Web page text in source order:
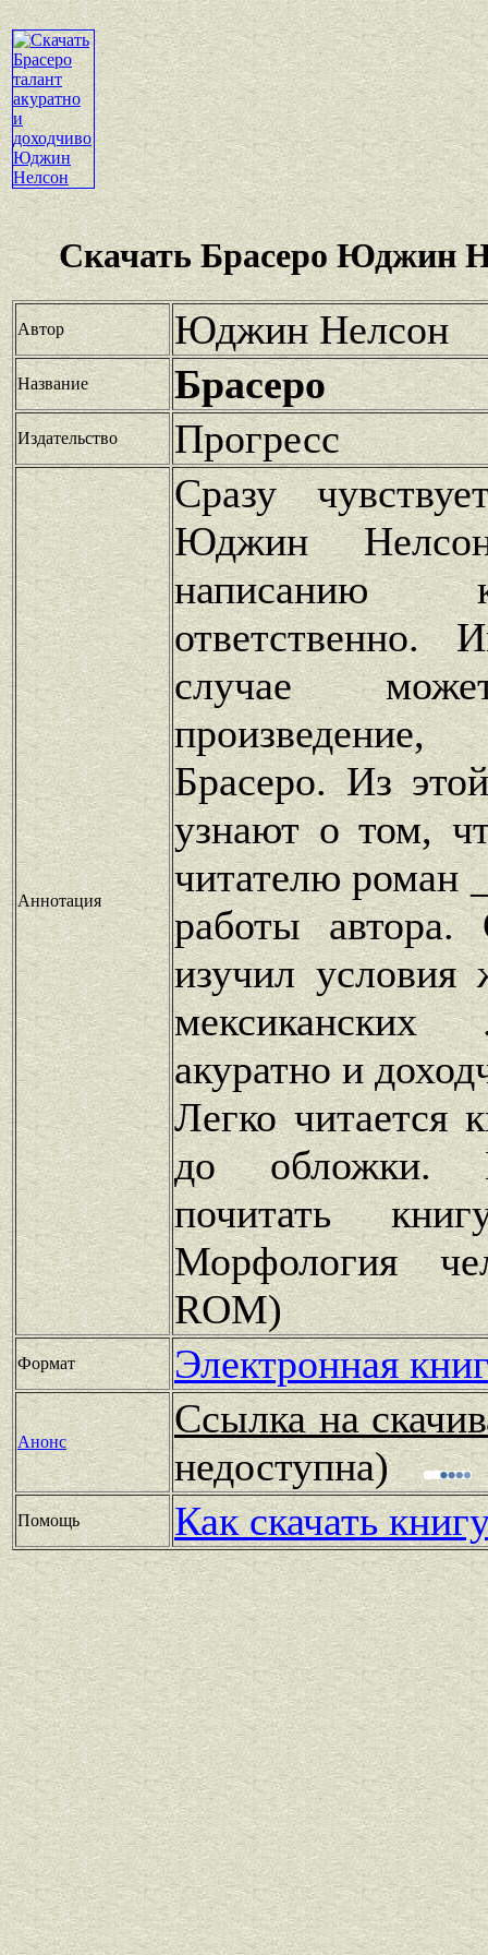
Скачать Брасеро Юджин
Автор Юджин Нелсон
Название Брасеро
Издательство Прогресс
Аннотация
Сразу
Юджин
написанию
ответственно.
случае
Брасеро. Из
узнают о том,
читателю роман
работы автора.
изучил условия
акуратно и
Легко читается
до обложки.
почитать
Морфология
ROM)
Формат Электронная
Анонс
Ссылка на
недоступна)
Помощь Как скачать